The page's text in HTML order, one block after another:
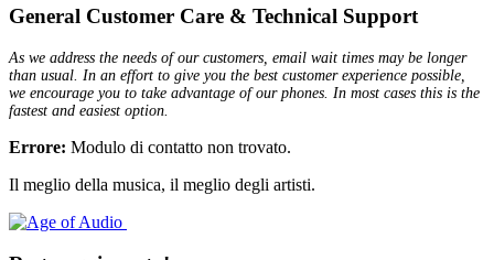
General Customer Care & Technical Support
As we address the needs of our customers, email wait times may be longer
than usual. In an effort to give you the best customer experience possible,
we encourage you to take advantage of our phones. In most cases this is the
fastest and easiest option.
Errore: Modulo di contatto non trovato.
Il meglio della musica, il meglio degli artisti.